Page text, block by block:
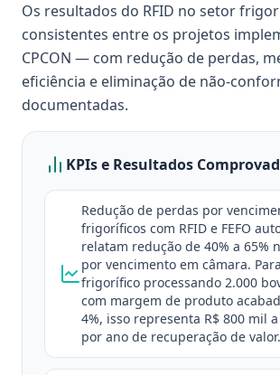
Os resultados do RFID no setor
consistentes entre os projetos
CPCON — com redução de perdas,
eficiência e eliminação de não-
documentadas.
KPIs e Resultados
Redução de perdas por
frigoríficos com RFID e FEFO
relatam redução de 40% a 65%
por vencimento em câmara.
frigorífico processando 2.000
com margem de produto
4%, isso representa R$ 800 mil
por ano de recuperação de valor.